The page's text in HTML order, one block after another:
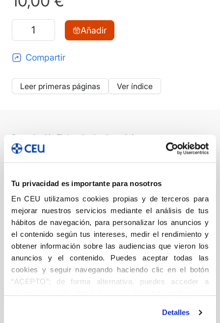
Tu privacidad es importante para nosotros
En CEU utilizamos cookies propias y de terceros para
mejorar nuestros servicios mediante el análisis de tus
hábitos de navegación, para personalizar los anuncios y
el contenido según tus intereses, medir el rendimiento y
obtener información sobre las audiencias que vieron los
anuncios y el contenido. Puedes aceptar todas las
cookies y seguir navegando haciendo clic en el botón
“ACEPTO”; de forma alternativa, puedes acceder a
en el botón "Personalizar". Para más información puedes
Detalles
Giacomo
Puccini
y
dramaturgia
Añadir
Compartir
Leer primeras páginas Ver índice
Descripción Ficha técnica Autor/a/es
Música
Este libro se sitúa muy lejos de los clichés endémicos
que persiguen a Giacomo Puccini, pues considera al
compositor desde la perspectiva del siglo xx, desde su
modernidad, su refinamiento tímbrico, su audacia
vocal y su maestría para crear espacios y conciencias
desde la composición. En las últimas décadas, la
investigación musicológica sobre Puccini ha abierto
nuevas perspectivas y ha puesto en tela de juicio su
que plantean inauditas visiones